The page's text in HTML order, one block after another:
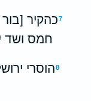
7כהקיר
חמס ושד
8הוסרי